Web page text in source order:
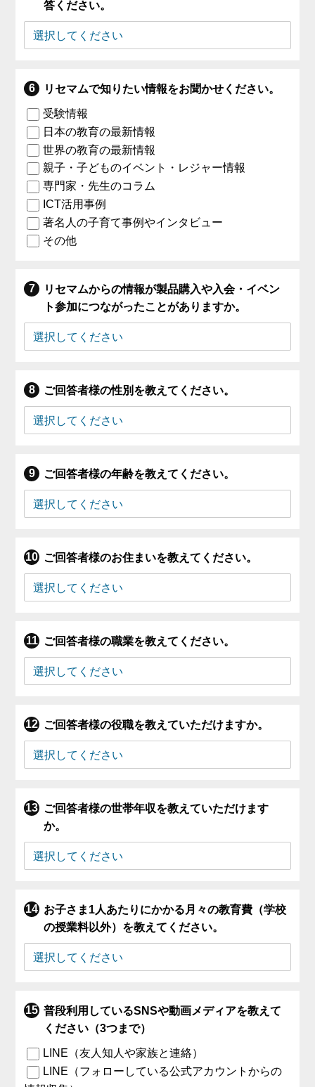
答ください。
リセマムで知りたい情報をお聞かせください。
受験情報
日本の教育の最新情報
世界の教育の最新情報
親子・子どものイベント・レジャー情報
専門家・先生のコラム
ICT活用事例
著名人の子育て事例やインタビュー
その他
リセマムからの情報が製品購入や入会・イベン
ト参加につながったことがありますか。
ご回答者様の性別を教えてください。
ご回答者様の年齢を教えてください。
ご回答者様のお住まいを教えてください。
ご回答者様の職業を教えてください。
ご回答者様の役職を教えていただけますか。
ご回答者様の世帯年収を教えていただけます
か。
お子さま1人あたりにかかる月々の教育費（学校
の授業料以外）を教えてください。
普段利用しているSNSや動画メディアを教えて
ください（3つまで）
LINE（友人知人や家族と連絡）
LINE（フォローしている公式アカウントからの